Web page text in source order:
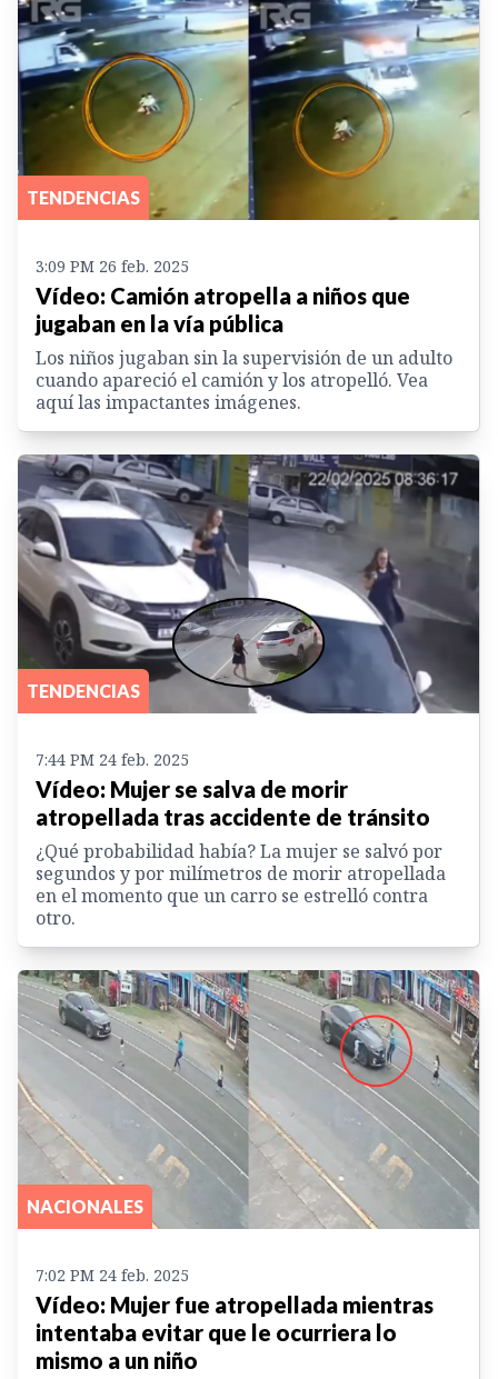
TENDENCIAS
3:09 PM 26 feb. 2025
Vídeo: Camión atropella a niños que
jugaban en la vía pública
Los niños jugaban sin la supervisión de un adulto
cuando apareció el camión y los atropelló. Vea
aquí las impactantes imágenes.
TENDENCIAS
7:44 PM 24 feb. 2025
Vídeo: Mujer se salva de morir
atropellada tras accidente de tránsito
¿Qué probabilidad había? La mujer se salvó por
segundos y por milímetros de morir atropellada
en el momento que un carro se estrelló contra
otro.
NACIONALES
7:02 PM 24 feb. 2025
Vídeo: Mujer fue atropellada mientras
intentaba evitar que le ocurriera lo
mismo a un niño